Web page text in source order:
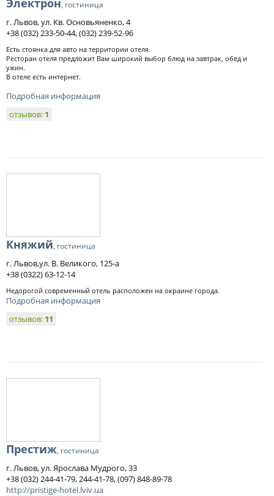
Электрон, гостиница
г. Львов, ул. Кв. Основьяненко, 4
+38 (032) 233-50-44, (032) 239-52-96
Есть стоянка для авто на территории отеля.
Ресторан отеля предложит Вам широкий выбор блюд на завтрак, обед и
ужин.
В отеле есть интернет.
Подробная информация
отзывов: 1
Княжий, гостиница
г. Львов,ул. В. Великого, 125-а
+38 (0322) 63-12-14
Недорогой современный отель расположен на окраине города.
Подробная информация
отзывов: 11
Престиж, гостиница
г. Львов, ул. Ярослава Мудрого, 33
+38 (032) 244-41-79, 244-41-78, (097) 848-89-78
http://pristige-hotel.lviv.ua